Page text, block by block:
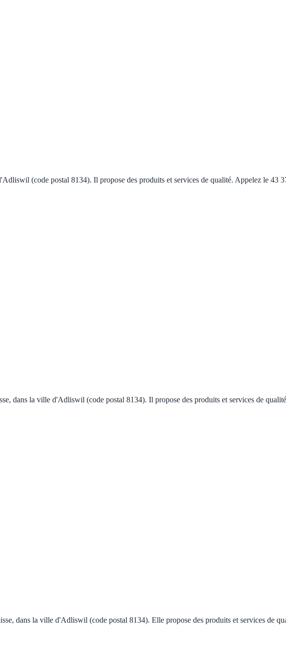
(code postal 8134). Il propose des produits et services de qualité. Appelez le 43
dans la ville d'Adliswil (code postal 8134). Il propose des produits et services de
dans la ville d'Adliswil (code postal 8134). Elle propose des produits et services de